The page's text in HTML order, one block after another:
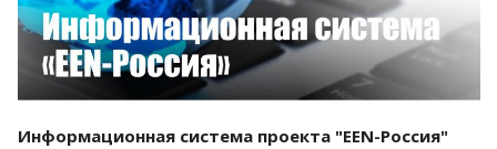
Информационная система проекта "EEN-Россия"